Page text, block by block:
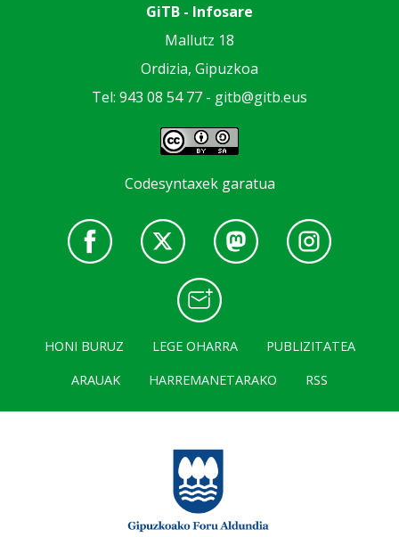
GiTB - Infosare
Mallutz 18
Ordizia, Gipuzkoa
Tel: 943 08 54 77 - gitb@gitb.eus
Codesyntaxek garatua
HONI BURUZ LEGE OHARRA
PUBLIZITATEA
ARAUAK
HARREMANETARAKO RSS